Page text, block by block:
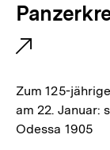
E
x
t
e
r
n
Zum 125-
am 22. Januar:
Odessa 1905